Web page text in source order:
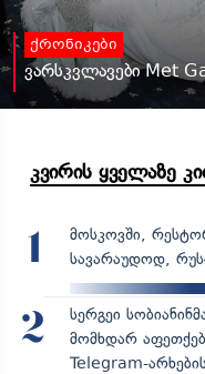
ქრონიკები
ვარსკვლავები Met
კვირის ყველაზე
1
მოსკოვში,
სავარაუდოდ,
2
სერგეი
მომხდარ
Telegram-